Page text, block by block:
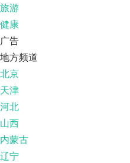
旅游
健康
广告
地方频道
北京
天津
河北
山西
内蒙古
辽宁